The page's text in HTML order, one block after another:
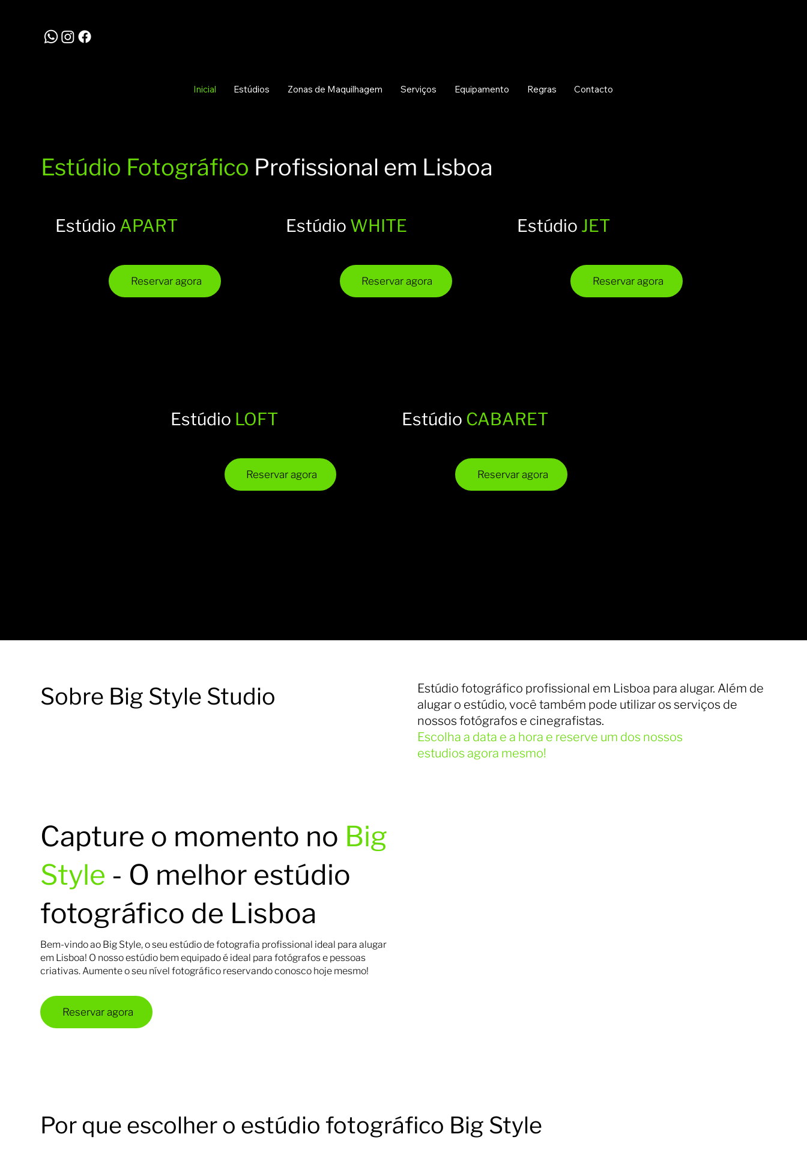
Inicial Estúdios Zonas de Maquilhagem Serviços Equipamento Regras Contacto
Estúdio APART
incluido)
Reservar agora
Estúdio WHITE
incluido)
Reservar agora
Estúdio JET
incluido)
Reservar agora
Estúdio LOFT
incluido)
Reservar agora
Estúdio CABARET
incluido)
Reservar agora
Estúdio Fotográfico Profissional em Lisboa
Sobre Big Style Studio
Estúdio fotográfico profissional em Lisboa para alugar. Além de
alugar o estúdio, você também pode utilizar os serviços de
nossos fotógrafos e cinegrafistas.
Escolha a data e a hora e reserve um dos nossos
estudios agora mesmo!
Reservar agora
Bem-vindo ao Big Style, o seu estúdio de fotografia profissional ideal para alugar
em Lisboa! O nosso estúdio bem equipado é ideal para fotógrafos e pessoas
criativas. Aumente o seu nívelfotográfico reservando conosco hoje mesmo!
Capture o momento no Big
Style - O melhor estúdio
fotográfico de Lisboa
Por que escolher o estúdio fotográfico Big Style